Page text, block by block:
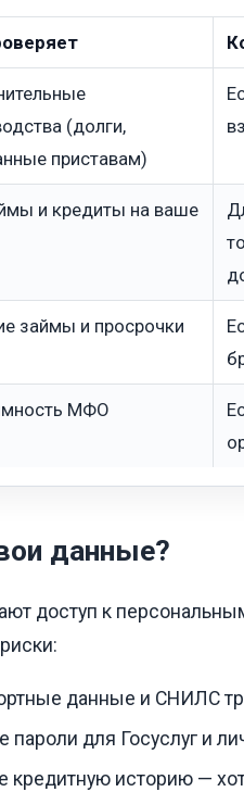
(долги,
приставам)
и кредиты на ваше
займы и просрочки
МФО
данные?
доступ к
данные и СНИЛС
пароли для Госуслуг и
кредитную историю —